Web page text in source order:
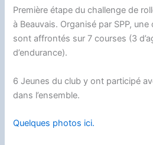
Première étape du challenge de
à Beauvais. Organisé par SPP,
sont affrontés sur 7 courses (3
d’endurance).
6 Jeunes du club y ont participé
dans l’ensemble.
Quelques photos ici.